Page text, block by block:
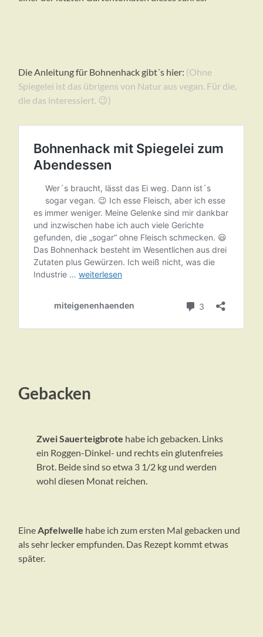
Die Anleitung für Bohnenhack gibt´s hier: (Ohne
Spiegelei ist das übrigens von Natur aus vegan. Für die,
die das interessiert. 😉)
Gebacken
Zwei Sauerteigbrote habe ich gebacken. Links
ein Roggen-Dinkel- und rechts ein glutenfreies
Brot. Beide sind so etwa 3 1/2 kg und werden
wohl diesen Monat reichen.
Eine Apfelwelle habe ich zum ersten Mal gebacken und
als sehr lecker empfunden. Das Rezept kommt etwas
später.